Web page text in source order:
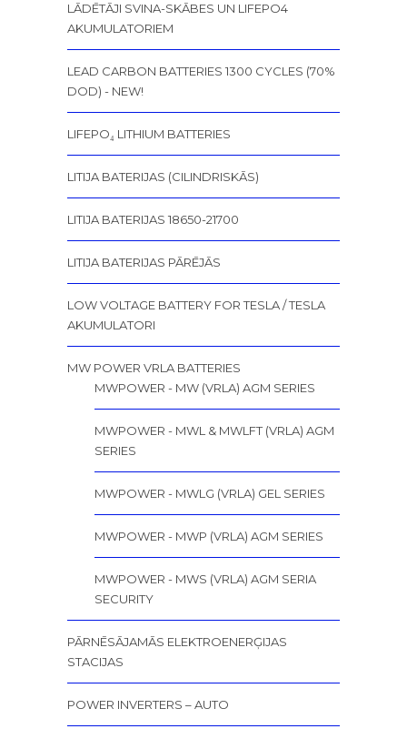
LĀDĒTĀJI SVINA-SKĀBES UN LIFEPO4
AKUMULATORIEM
LEAD CARBON BATTERIES 1300 CYCLES (70%
DOD) - NEW!
LIFEPO₄ LITHIUM BATTERIES
LITIJA BATERIJAS (CILINDRISKĀS)
LITIJA BATERIJAS 18650-21700
LITIJA BATERIJAS PĀRĒJĀS
LOW VOLTAGE BATTERY FOR TESLA / TESLA
AKUMULATORI
MW POWER VRLA BATTERIES
MWPOWER - MW (VRLA) AGM SERIES
MWPOWER - MWL & MWLFT (VRLA) AGM
SERIES
MWPOWER - MWLG (VRLA) GEL SERIES
MWPOWER - MWP (VRLA) AGM SERIES
MWPOWER - MWS (VRLA) AGM SERIA
SECURITY
PĀRNĒSĀJAMĀS ELEKTROENERĢIJAS
STACIJAS
POWER INVERTERS – AUTO